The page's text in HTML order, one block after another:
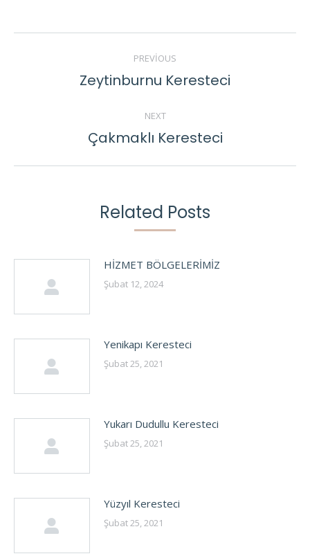
NAVIGATION
PREVIOUS
Previous
Zeytinburnu Keresteci
NEXT
Next
Çakmaklı Keresteci
Related Posts
HİZMET BÖLGELERİMİZ
Şubat 12, 2024
Yenikapı Keresteci
Şubat 25, 2021
Yukarı Dudullu Keresteci
Şubat 25, 2021
Yüzyıl Keresteci
Şubat 25, 2021